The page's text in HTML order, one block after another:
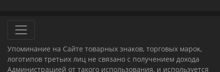
Упоминание на Сайте товарных знаков, торговых марок,
логотипов третьих лиц не связано с получением дохода
Администрацией от такого использования, и используется